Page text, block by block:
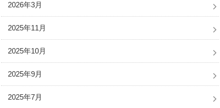
2026年3月
2025年11月
2025年10月
2025年9月
2025年7月